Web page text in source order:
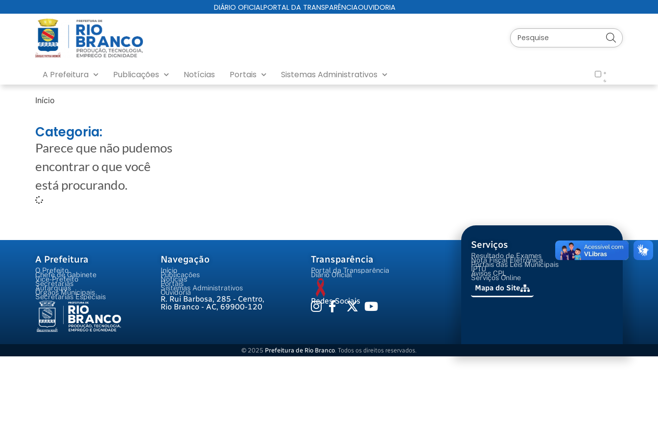
DIÁRIO OFICIALPORTAL DA TRANSPARÊNCIAOUVIDORIA
A Prefeitura Publicações Notícias Portais Sistemas Administrativos
Início
Categoria:
Parece que não pudemos
encontrar o que você
está procurando.
A Prefeitura
O Prefeito
Chefe de Gabinete
Vice-Prefeito
Secretarias
Autarquias
Órgãos Municipais
Secretarias Especiais
Navegação
Início
Publicações
Notícias
Portais
Sistemas Administrativos
Ouvidoria
R. Rui Barbosa, 285 - Centro,
Rio Branco - AC, 69900-120
Transparência
Portal da Transparência
Diário Oficial
Redes Sociais
Serviços
Resultado de Exames
Nota Fiscal Eletrônica
Portais das Leis Municipais
IPTU
Avisos CPL
Serviços Online
Mapa do Site
© 2025 Prefeitura de Rio Branco . Todos os direitos reservados.